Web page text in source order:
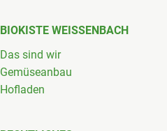
BIOKISTE WEISSENBACH
Das sind wir
Gemüseanbau
Hofladen